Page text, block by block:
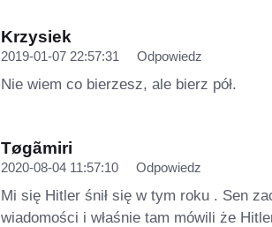
Krzysiek
2019-01-07 22:57:31 Odpowiedz
Nie wiem co bierzesz, ale bierz pół.
Tøgãmiri
2020-08-04 11:57:10 Odpowiedz
Mi się Hitler śnił się w tym roku . Sen
wiadomości i właśnie tam mówili że